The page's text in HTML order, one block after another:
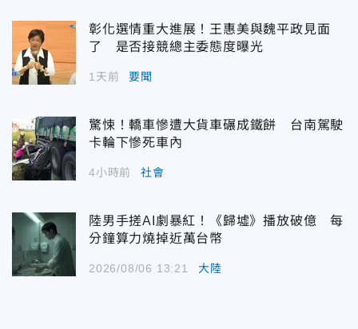
彰化選情重大進展！王惠美與魏平政見面
了 是否接競總主委態度曝光
1天前 要聞
驚悚！轎車慘遭大貨車碾成鐵餅 台南駕駛
卡輪下慘死車內
4小時前 社會
陸男手搓AI劇暴紅！《歸墟》播放破億 每
分鐘算力燒掉近萬台幣
2026/08/06 13:21 大陸